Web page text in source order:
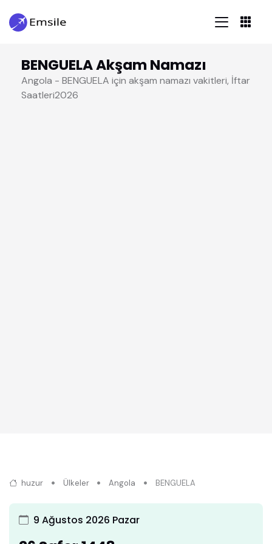
BENGUELA Akşam Namazı
Angola - BENGUELA için akşam namazı vakitleri, İftar
Saatleri2026
huzur Ülkeler Angola BENGUELA
9 Ağustos 2026 Pazar